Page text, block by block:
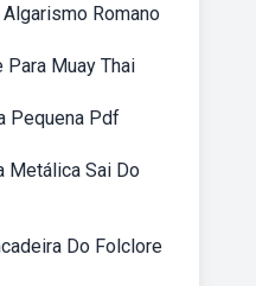
Romano
Para Muay Thai
Pequena Pdf
Metálica Sai Do
Do Folclore